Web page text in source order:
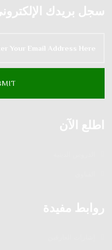
سجل بريدك الإلكتروني
اطلع الآن
روابط مفيدة